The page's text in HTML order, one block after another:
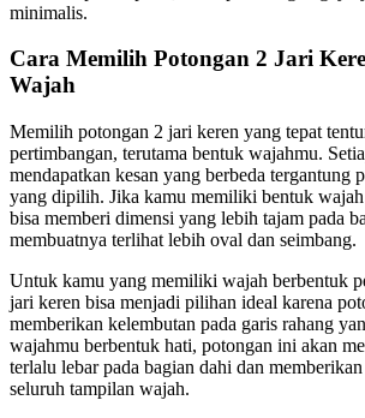
minimalis.
Cara Memilih Potongan 2 Jari
Wajah
Memilih potongan 2 jari keren yang tepat
pertimbangan, terutama bentuk wajahmu.
mendapatkan kesan yang berbeda tergantung
yang dipilih. Jika kamu memiliki bentuk
bisa memberi dimensi yang lebih tajam pada
membuatnya terlihat lebih oval dan seimbang.
Untuk kamu yang memiliki wajah berbentuk
jari keren bisa menjadi pilihan ideal karena
memberikan kelembutan pada garis rahang
wajahmu berbentuk hati, potongan ini akan
terlalu lebar pada bagian dahi dan
seluruh tampilan wajah.